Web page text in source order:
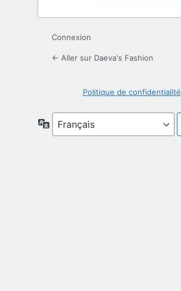
Connexion
← Aller sur Daeva's Fashion
Politique de confidentialité
Langue